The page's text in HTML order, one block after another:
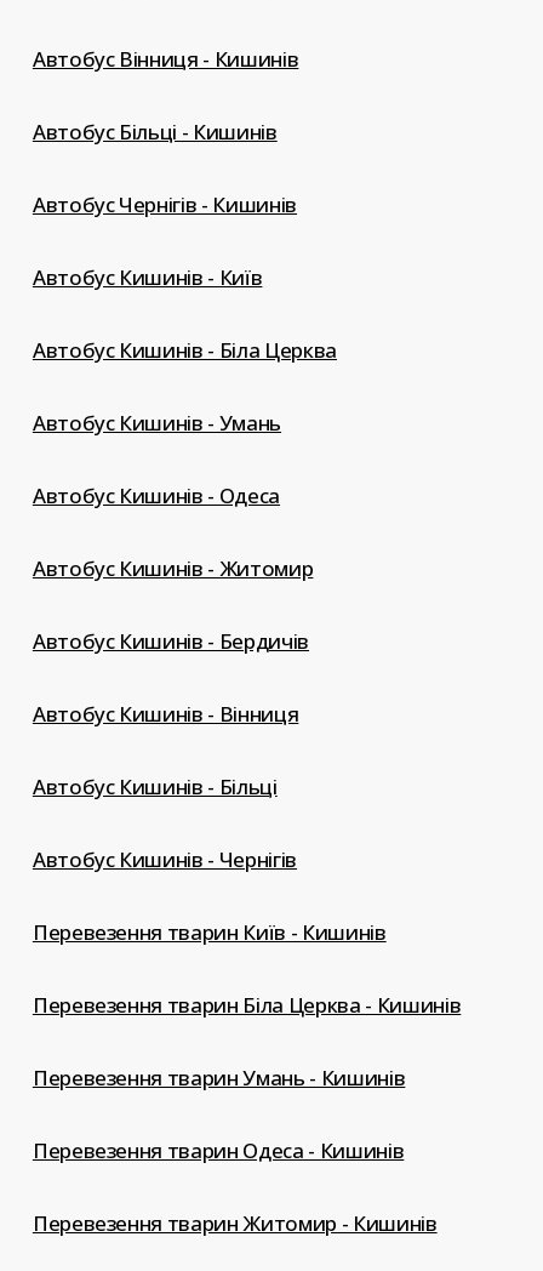
Автобус Вінниця - Кишинів
Автобус Більці - Кишинів
Автобус Чернігів - Кишинів
Автобус Кишинів - Київ
Автобус Кишинів - Біла Церква
Автобус Кишинів - Умань
Автобус Кишинів - Одеса
Автобус Кишинів - Житомир
Автобус Кишинів - Бердичів
Автобус Кишинів - Вінниця
Автобус Кишинів - Більці
Автобус Кишинів - Чернігів
Перевезення тварин Київ - Кишинів
Перевезення тварин Біла Церква - Кишинів
Перевезення тварин Умань - Кишинів
Перевезення тварин Одеса - Кишинів
Перевезення тварин Житомир - Кишинів